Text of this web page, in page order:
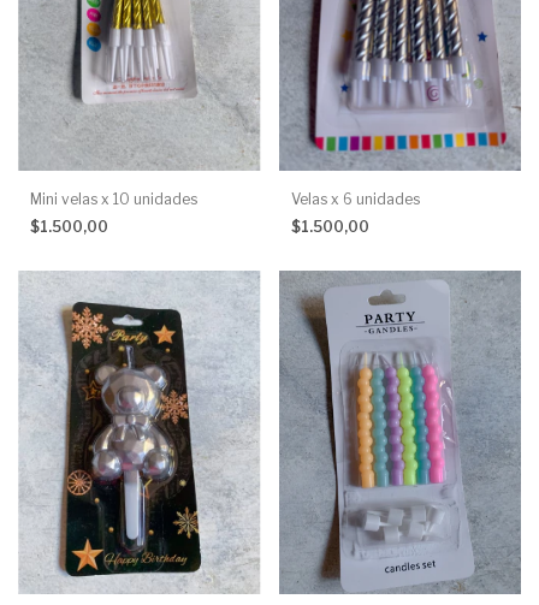
Mini velas x 10 unidades
$1.500,00
Velas x 6 unidades
$1.500,00